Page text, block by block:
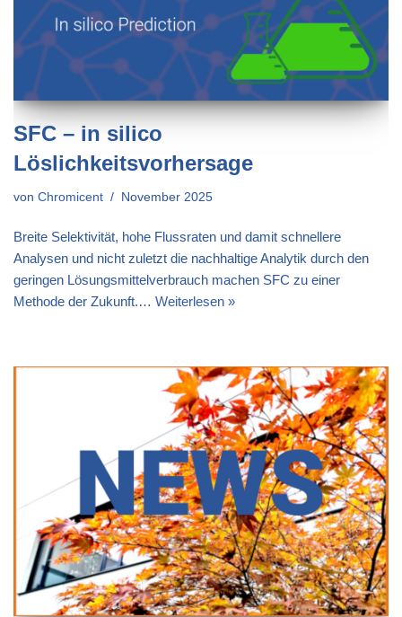
SFC – in silico
Löslichkeitsvorhersage
von Chromicent November 2025
Breite Selektivität, hohe Flussraten und damit schnellere
Analysen und nicht zuletzt die nachhaltige Analytik durch den
geringen Lösungsmittelverbrauch machen SFC zu einer
Methode der Zukunft.… Weiterlesen »